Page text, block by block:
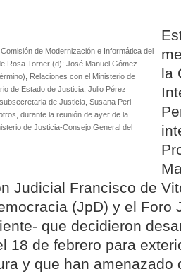
de Modernización e Informática del
Rosa Torner (d); José Manuel Gómez
Relaciones con el Ministerio de
de Estado de Justicia, Julio Pérez
de Justicia, Susana Peri
durante la reunión de ayer de la
de Justicia-Consejo General del
la
Judicial Francisco de
(JpD) y el Foro
que decidieron
18 de febrero para
y que han amenazado